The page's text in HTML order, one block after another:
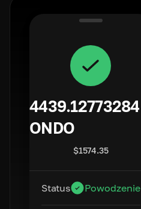
4439.12773284
ONDO
$1574.35
Status Powodzenie